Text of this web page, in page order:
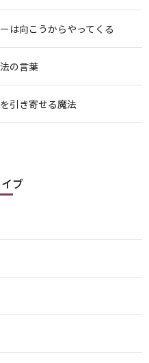
は向こうからやってくる
の言葉
引き寄せる魔法
ブ